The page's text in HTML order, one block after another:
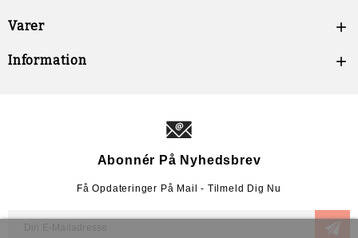
Varer 
Information 
Abonnér På Nyhedsbrev
Få Opdateringer På Mail - Tilmeld Dig Nu